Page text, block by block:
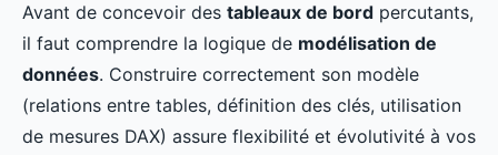
Avant de concevoir des tableaux de bord percutants,
il faut comprendre la logique de modélisation de
données. Construire correctement son modèle
(relations entre tables, définition des clés, utilisation
de mesures DAX) assure flexibilité et évolutivité à vos